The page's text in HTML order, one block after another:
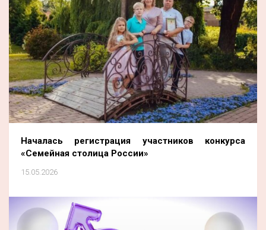
Началась регистрация участников конкурса
«Семейная столица России»
15.05.2026